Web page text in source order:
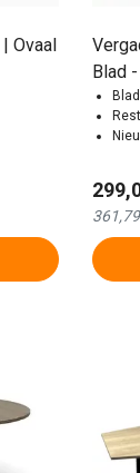
Ovaal
Blad
361,79